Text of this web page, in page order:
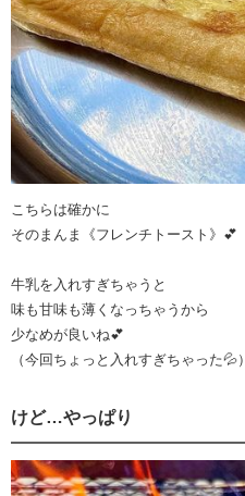
こちらは確かに
そのまんま《フレンチトースト》💕
牛乳を入れすぎちゃうと
味も甘味も薄くなっちゃうから
少なめが良いね💕
（今回ちょっと入れすぎちゃった💦）
けど…やっぱり